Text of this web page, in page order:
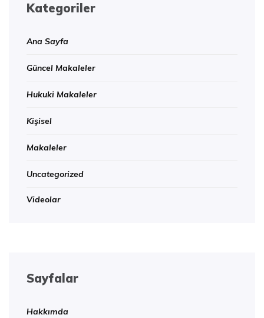
Kategoriler
Ana Sayfa
Güncel Makaleler
Hukuki Makaleler
Kişisel
Makaleler
Uncategorized
Videolar
Sayfalar
Hakkımda